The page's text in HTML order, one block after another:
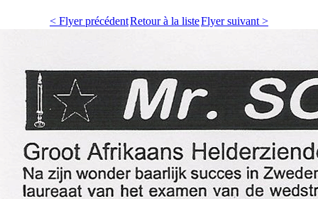
< Flyer précédentRetour à la listeFlyer suivant >